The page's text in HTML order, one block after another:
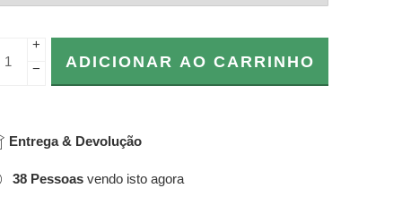
+
−
ADICIONAR AO CARRINHO
Entrega & Devolução
38 Pessoas vendo isto agora